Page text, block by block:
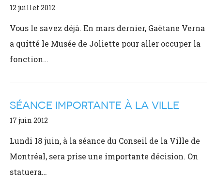
12 juillet 2012
Vous le savez déjà. En mars dernier, Gaëtane Verna
a quitté le Musée de Joliette pour aller occuper la
fonction…
SÉANCE IMPORTANTE À LA VILLE
17 juin 2012
Lundi 18 juin, à la séance du Conseil de la Ville de
Montréal, sera prise une importante décision. On
statuera…